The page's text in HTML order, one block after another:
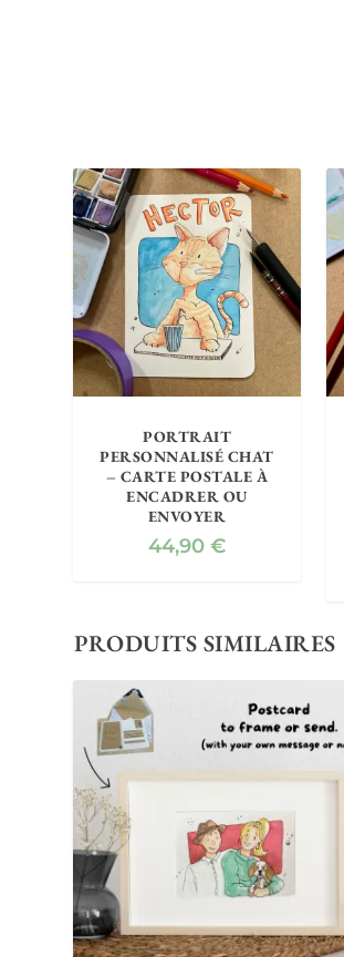
PORTRAIT
PERSONNALISÉ CHAT
– CARTE POSTALE À
ENCADRER OU
ENVOYER
44,90€
PRODUITS SIMILAIRES